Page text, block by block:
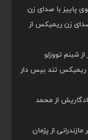
پاییز با صدای زن
صدای زن ریمیکس از
شبنم تووزلو
ریمیکس تند بیس دار
از محمد
از پژمان